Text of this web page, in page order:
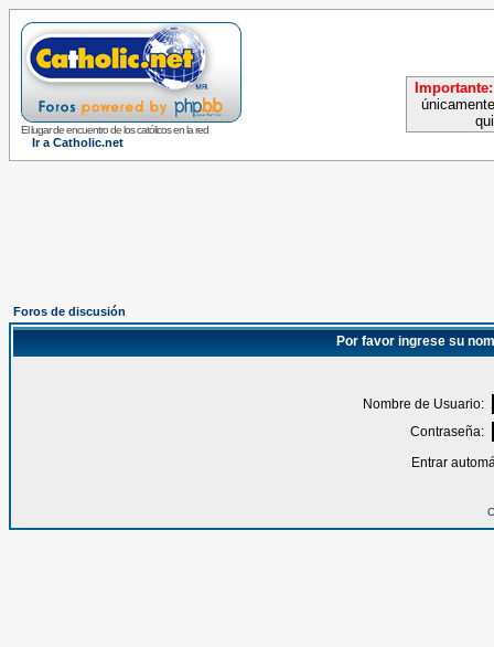
El lugar de encuentro de los católicos en la red
Ir a Catholic.net
Importante:
Foros de discusión
Por favor ingrese su
Nombre de Usuario:
Contraseña:
Entrar